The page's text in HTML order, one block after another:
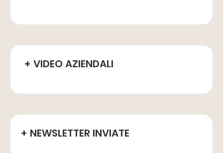
+ VIDEO AZIENDALI
+ NEWSLETTER INVIATE